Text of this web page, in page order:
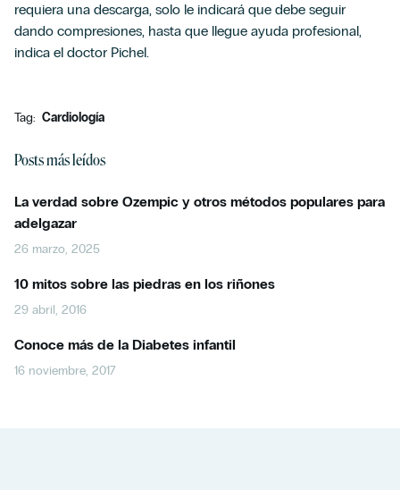
requiera una descarga, solo le indicará que debe seguir
dando compresiones, hasta que llegue ayuda profesional,
indica el doctor Pichel.
Tag: Cardiología
Posts más leídos
La verdad sobre Ozempic y otros métodos populares para
adelgazar
26 marzo, 2025
10 mitos sobre las piedras en los riñones
29 abril, 2016
Conoce más de la Diabetes infantil
16 noviembre, 2017